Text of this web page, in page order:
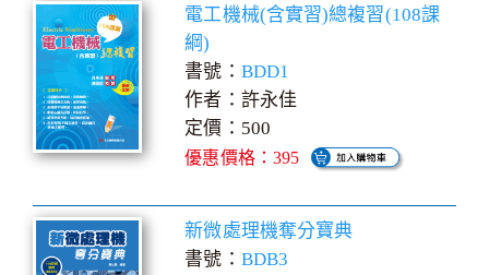
電工機械(含實習)總複習(108課
綱)
書號： BDD1
作者：許永佳
定價：500
優惠價格：395
新微處理機奪分寶典
書號： BDB3